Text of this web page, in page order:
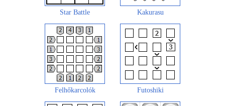
Star Battle Kakurasu
Felhőkarcolók Futoshiki